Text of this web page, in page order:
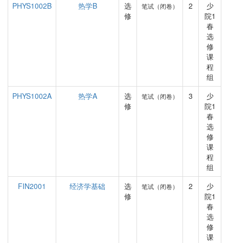
PHYS1002B
热学B
选
修
笔试（闭卷） 2
少
院1
春
选
修
课
程
组
PHYS1002A
热学A
选
修
笔试（闭卷） 3
少
院1
春
选
修
课
程
组
FIN2001
经济学基础
选
修
笔试（闭卷） 2
少
院1
春
选
修
课